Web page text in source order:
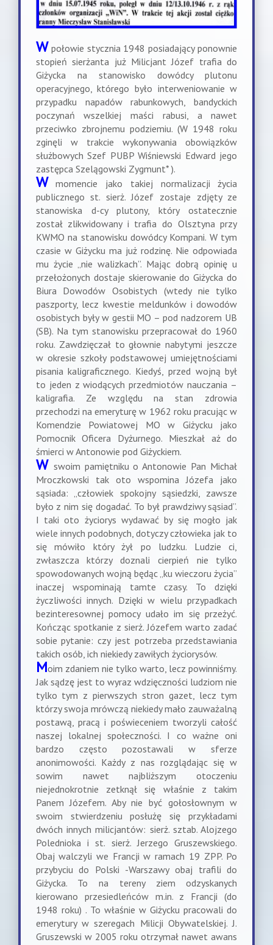
Wpołowie stycznia 1948 posiadający ponownie
stopień sierżanta już Milicjant Józef trafia do
Giżycka na stanowisko dowódcy plutonu
operacyjnego, którego było interweniowanie w
przypadku napadów rabunkowych, bandyckich
poczynań wszelkiej maści rabusi, a nawet
przeciwko zbrojnemu podziemiu. (W 1948 roku
zginęli w trakcie wykonywania obowiązków
służbowych Szef PUBP Wiśniewski Edward jego
zastępca Szelągowski Zygmunt* ).
Wmomencie jako takiej normalizacji życia
publicznego st. sierż. Józef zostaje zdjęty ze
stanowiska d-cy plutony, który ostatecznie
został zlikwidowany i trafia do Olsztyna przy
KWMO na stanowisku dowódcy Kompani. W tym
czasie w Giżycku ma już rodzinę. Nie odpowiada
mu życie „nie walizkach”. Mając dobrą opinię u
przełożonych dostaje skierowanie do Giżycka do
Biura Dowodów Osobistych (wtedy nie tylko
paszporty, lecz kwestie meldunków i dowodów
osobistych były w gestii MO – pod nadzorem UB
(SB). Na tym stanowisku przepracował do 1960
roku. Zawdzięczał to głownie nabytymi jeszcze
w okresie szkoły podstawowej umiejętnościami
pisania kaligraficznego. Kiedyś, przed wojną był
to jeden z wiodących przedmiotów nauczania –
kaligrafia. Ze względu na stan zdrowia
przechodzi na emeryturę w 1962 roku pracując w
Komendzie Powiatowej MO w Giżycku jako
Pomocnik Oficera Dyżurnego. Mieszkał aż do
śmierci w Antonowie pod Giżyckiem.
W swoim pamiętniku o Antonowie Pan Michał
Mroczkowski tak oto wspomina Józefa jako
sąsiada: „człowiek spokojny sąsiedzki, zawsze
było z nim się dogadać. To był prawdziwy sąsiad”.
I taki oto życiorys wydawać by się mogło jak
wiele innych podobnych, dotyczy człowieka jak to
się mówiło który żył po ludzku. Ludzie ci,
zwłaszcza którzy doznali cierpień nie tylko
spowodowanych wojną będąc „ku wieczoru życia”
inaczej wspominają tamte czasy. To dzięki
życzliwości innych. Dzięki w wielu przypadkach
bezinteresownej pomocy udało im się przeżyć.
Kończąc spotkanie z sierż. Józefem warto zadać
sobie pytanie: czy jest potrzeba przedstawiania
takich osób, ich niekiedy zawiłych życiorysów.
Moim zdaniem nie tylko warto, lecz powinniśmy.
Jak sądzę jest to wyraz wdzięczności ludziom nie
tylko tym z pierwszych stron gazet, lecz tym
którzy swoja mrówczą niekiedy mało zauważalną
postawą, pracą i poświeceniem tworzyli całość
naszej lokalnej społeczności. I co ważne oni
bardzo często pozostawali w sferze
anonimowości. Każdy z nas rozglądając się w
sowim nawet najbliższym otoczeniu
niejednokrotnie zetknął się właśnie z takim
Panem Józefem. Aby nie być gołosłownym w
swoim stwierdzeniu posłużę się przykładami
dwóch innych milicjantów: sierż. sztab. Alojzego
Polednioka i st. sierż. Jerzego Gruszewskiego.
Obaj walczyli we Francji w ramach 19 ZPP. Po
przybyciu do Polski -Warszawy obaj trafili do
Giżycka. To na tereny ziem odzyskanych
kierowano przesiedleńców m.in. z Francji (do
1948 roku) . To właśnie w Giżycku pracowali do
emerytury w szeregach Milicji Obywatelskiej. J.
Gruszewski w 2005 roku otrzymał nawet awans